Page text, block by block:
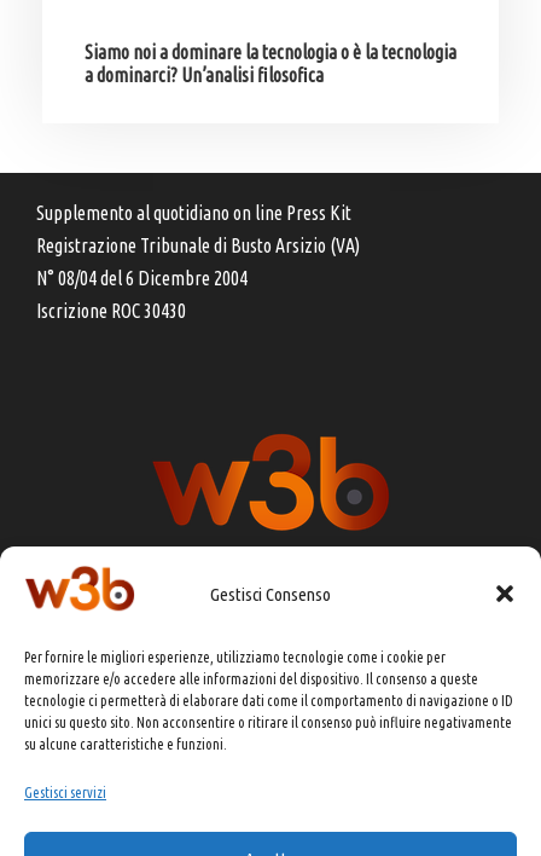
Gestisci Consenso
Per fornire le migliori esperienze, utilizziamo tecnologie come i cookie per
memorizzare e/o accedere alle informazioni del dispositivo. Il consenso a queste
tecnologie ci permetterà di elaborare dati come il comportamento di navigazione o ID
unici su questo sito. Non acconsentire o ritirare il consenso può influire negativamente
su alcune caratteristiche e funzioni.
Gestisci servizi
Siamo noi a dominare la tecnologia o è la tecnologia
a dominarci? Un’analisi filosofica
Supplemento al quotidiano on line Press Kit
Registrazione Tribunale di Busto Arsizio (VA)
N° 08/04 del 6 Dicembre 2004
Iscrizione ROC 30430
DIRETTORE RESPONSABILE:
CHIARA PORTA
REDAZIONE & GRAFICA:EOIPSO.IT
EDITORE:EOIPSO.IT
CONTATTI:redazione@presskit.it